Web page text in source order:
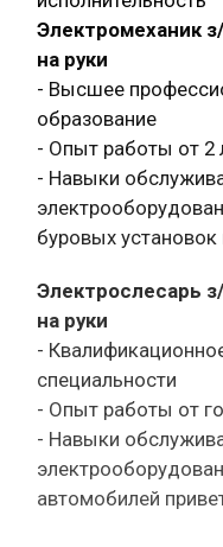
Электромеханик
на руки
- Высшее
образование
- Опыт работы от 2
- Навыки
буровых установок
Электрослесарь
на руки
-
специальности
- Опыт работы от
- Навыки
автомобилей